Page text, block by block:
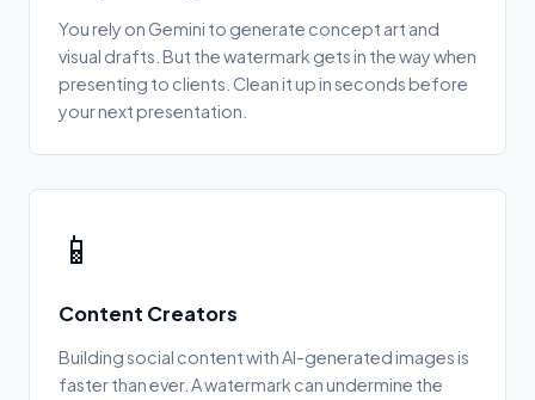
You rely on Gemini to generate concept art and
visual drafts. But the watermark gets in the way when
presenting to clients. Clean it up in seconds before
your next presentation.
📱
Content Creators
Building social content with AI-generated images is
faster than ever. A watermark can undermine the